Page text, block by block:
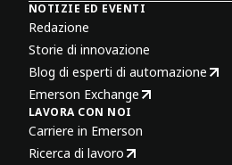
NOTIZIE ED EVENTI
Redazione
Storie di innovazione
Blog di esperti di automazione
Emerson Exchange
LAVORA CON NOI
Carriere in Emerson
Ricerca di lavoro